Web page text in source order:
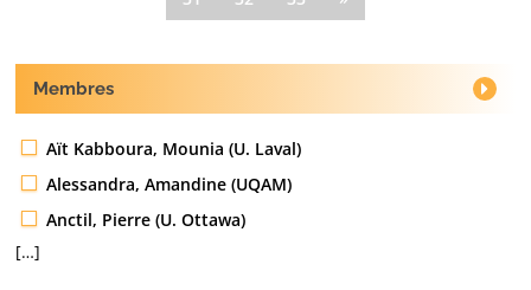
Membres
Aït Kabboura, Mounia (U. Laval)
Alessandra, Amandine (UQAM)
Anctil, Pierre (U. Ottawa)
[…]